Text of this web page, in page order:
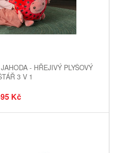
- HŘEJIVÝ PLYŠOVÝ
3 V 1
Kč